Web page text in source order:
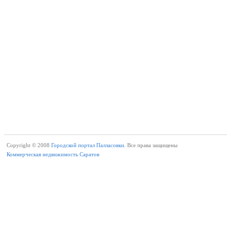
Copyright © 2008 Городской портал Палласовки. Все права защищены
Коммерческая недвижимость Саратов